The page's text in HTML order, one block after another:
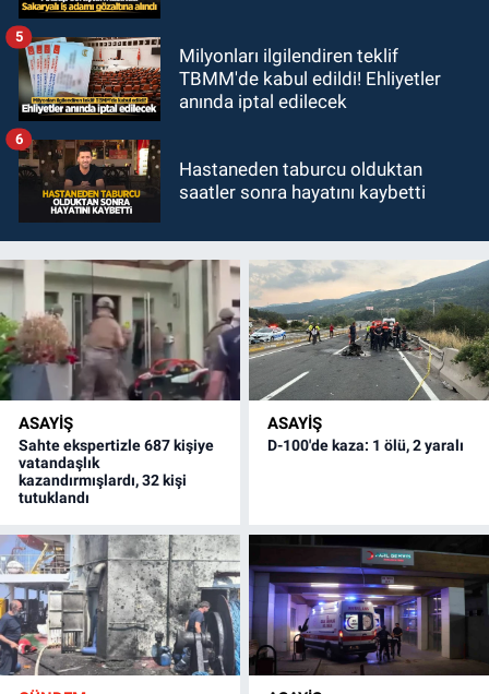
Milyonları ilgilendiren teklif
TBMM'de kabul edildi! Ehliyetler
anında iptal edilecek
5
Hastaneden taburcu olduktan
saatler sonra hayatını kaybetti
6
ASAYİŞ
Sahte ekspertizle 687 kişiye
vatandaşlık
kazandırmışlardı, 32 kişi
tutuklandı
ASAYİŞ
D-100'de kaza: 1 ölü, 2 yaralı